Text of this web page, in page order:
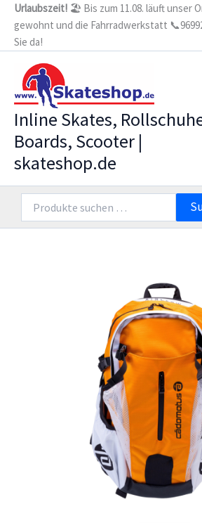
Zum
Inhalt
springen
Urlaubszeit! 🏖️ Bis zum 11.08. läuft unser
gewohnt und die Fahrradwerkstatt
Sie da!
Inline Skates,
Boards, Scooter |
skateshop.de
nach:
weiß
-
Airflow
Skate
Backpack
orange-
white
Menge